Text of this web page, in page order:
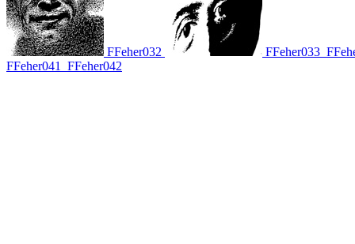
FFeher032 FFeher033
FFeher041
FFeher042